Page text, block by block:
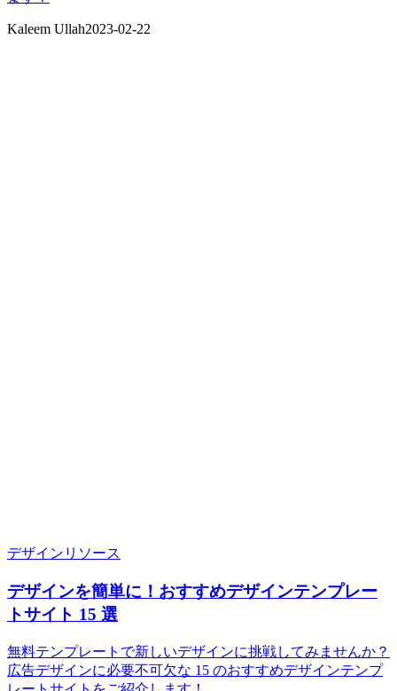
Kaleem Ullah2023-02-22
デザインリソース
デザインを簡単に！おすすめデザインテンプレー
トサイト 15 選
無料テンプレートで新しいデザインに挑戦してみませんか？
広告デザインに必要不可欠な 15 のおすすめデザインテンプ